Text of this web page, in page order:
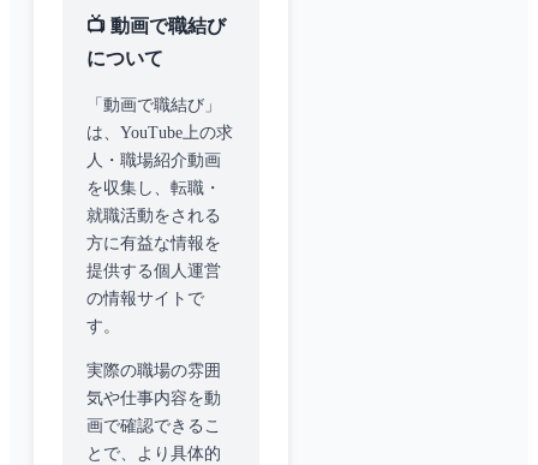
📺 動画で職結び
について
「動画で職結び」
は、YouTube上の求
人・職場紹介動画
を収集し、転職・
就職活動をされる
方に有益な情報を
提供する個人運営
の情報サイトで
す。
実際の職場の雰囲
気や仕事内容を動
画で確認できるこ
とで、より具体的